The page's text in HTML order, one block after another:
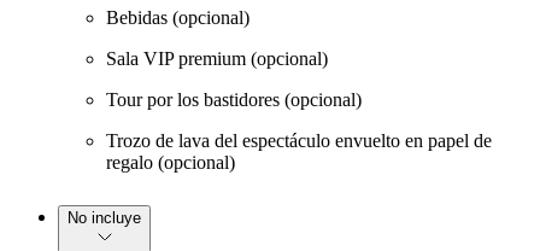
Bebidas (opcional)
Sala VIP premium (opcional)
Tour por los bastidores (opcional)
Trozo de lava del espectáculo envuelto en papel de
regalo (opcional)
No incluye